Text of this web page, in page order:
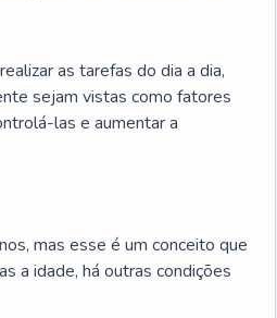
as tarefas do dia a dia,
sejam vistas como fatores
las e aumentar a
mas esse é um conceito que
a idade, há outras condições